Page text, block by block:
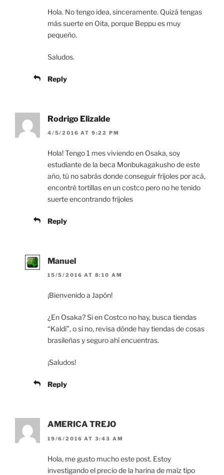
Hola. No tengo idea, sinceramente. Quizá tengas
más suerte en Oita, porque Beppu es muy
pequeño.
Saludos.
Reply
Rodrigo Elizalde
4/5/2016 AT 9:22 PM
Hola! Tengo 1 mes viviendo en Osaka, soy
estudiante de la beca Monbukagakusho de este
año, tú no sabrás donde conseguir frijoles por acá,
encontré tortillas en un costco pero no he tenido
suerte encontrando frijoles
Reply
Manuel
15/5/2016 AT 8:10 AM
¡Bienvenido a Japón!
¿En Osaka? Si en Costco no hay, busca tiendas
“Kaldi”, o si no, revisa dónde hay tiendas de cosas
brasileñas y seguro ahí encuentras.
¡Saludos!
Reply
AMERICA TREJO
19/6/2016 AT 3:43 AM
Hola, me gusto mucho este post. Estoy
investigando el precio de la harina de maíz tipo